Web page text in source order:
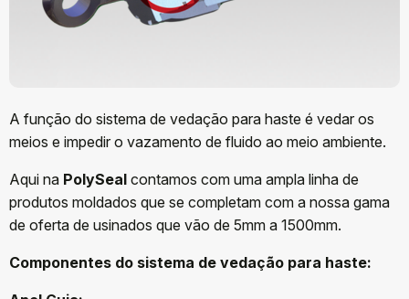
A função do sistema de vedação para haste é vedar os
meios e impedir o vazamento de fluido ao meio ambiente.
Aqui na PolySeal contamos com uma ampla linha de
produtos moldados que se completam com a nossa gama
de oferta de usinados que vão de 5mm a 1500mm.
Componentes do sistema de vedação para haste: